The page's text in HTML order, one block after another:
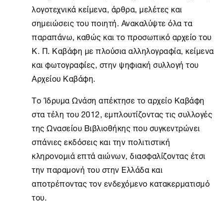
λογοτεχνικά κείμενα, άρθρα, μελέτες και
σημειώσεις του ποιητή. Ανακαλύψτε όλα τα
παραπάνω, καθώς και το προσωπικό αρχείο του
Κ. Π. Καβάφη με πλούσια αλληλογραφία, κείμενα
και φωτογραφίες, στην ψηφιακή συλλογή του
Αρχείου Καβάφη.
ΤοΊδρυμα Ωνάση απέκτησε το αρχείο Καβάφη
στα τέλη του 2012, εμπλουτίζοντας τις συλλογές
της Ωνασείου Βιβλιοθήκης που συγκεντρώνει
σπάνιες εκδόσεις και την πολιτιστική
κληρονομιά επτά αιώνων, διασφαλίζοντας έτσι
την παραμονή του στην Ελλάδα και
αποτρέποντας τον ενδεχόμενο κατακερματισμό
του.